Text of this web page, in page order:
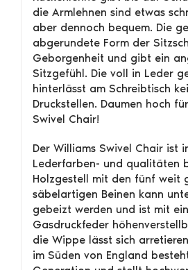
die Armlehnen sind etwas
aber dennoch bequem. Die
abgerundete Form der
Geborgenheit und gibt ein
Sitzgefühl. Die voll in Leder
hinterlässt am Schreibtisch
Druckstellen. Daumen hoch
Swivel Chair!
Der Williams Swivel Chair ist
Lederfarben- und qualitäten
Holzgestell mit den fünf weit
säbelartigen Beinen kann
gebeizt werden und ist mit
Gasdruckfeder
die Wippe lässt sich
im Süden von England